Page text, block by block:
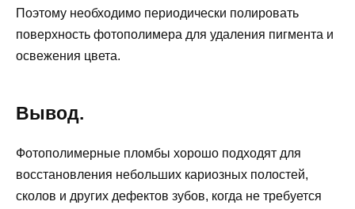
Поэтому необходимо периодически полировать
поверхность фотополимера для удаления пигмента и
освежения цвета.
Вывод.
Фотополимерные пломбы хорошо подходят для
восстановления небольших кариозных полостей,
сколов и других дефектов зубов, когда не требуется